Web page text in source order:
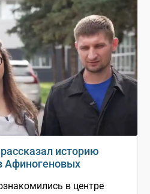
историю
Афиногеновых
в центре